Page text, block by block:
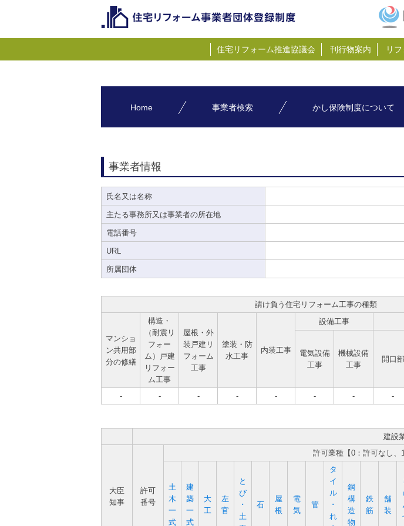
住宅リフォーム推進協議会 刊行物案内 リ
Home 事業者検索 かし保険制度について
事業者情報
氏名又は名称
主たる事務所又は事業者の所在地
電話番号
URL
所属団体
請け負う住宅リフォーム工事の種類
マンショ
ン共用部
分の修繕
構造・
（耐震リ
フォー
ム）戸建
リフォー
ム工事
屋根・外
装戸建リ
フォーム
工事
塗装・防
水工事
内装工事
設備工事
電気設備
工事
機械設備
工事
開口部
- - - - - - - -
建設
大臣
知事
許可
番号
許可業種【0：許可なし、
土
木
一
式
建
築
一
式
大
工
左
官
と
び
･
土
石
屋
根
電
気
管
タ
イ
ル
･
れ
鋼
構
造
物
鉄
筋
舗
装